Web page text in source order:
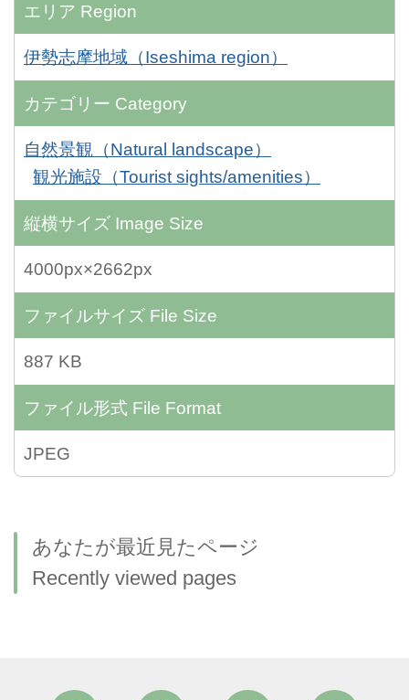
エリア Region
伊勢志摩地域（Iseshima region）
カテゴリー Category
自然景観（Natural landscape）
観光施設（Tourist sights/amenities）
縦横サイズ Image Size
4000px×2662px
ファイルサイズ File Size
887 KB
ファイル形式 File Format
JPEG
あなたが最近見たページ
Recently viewed pages